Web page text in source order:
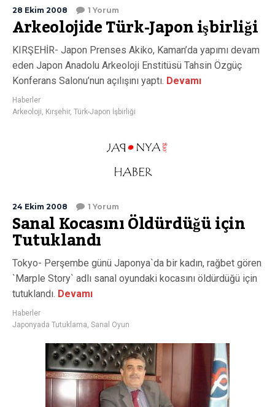
28 Ekim 2008 1 Yorum
Arkeolojide Türk-Japon işbirliği
KIRŞEHİR- Japon Prenses Akiko, Kaman’da yapımı devam
eden Japon Anadolu Arkeoloji Enstitüsü Tahsin Özgüç
Konferans Salonu’nun açılışını yaptı. Devamı
Haberler
Arkeoloji, Kırşehir, Türk-Japon İşbirliği
24 Ekim 2008 1 Yorum
Sanal Kocasını Öldürdüğü için
Tutuklandı
Tokyo- Perşembe günü Japonya`da bir kadın, rağbet gören
`Marple Story` adlı sanal oyundaki kocasını öldürdüğü için
tutuklandı. Devamı
Haberler
Japonyada Tutuklama, Sanal Oyun